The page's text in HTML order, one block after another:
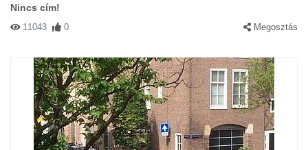
Nincs cím!
11043 0 Megosztás